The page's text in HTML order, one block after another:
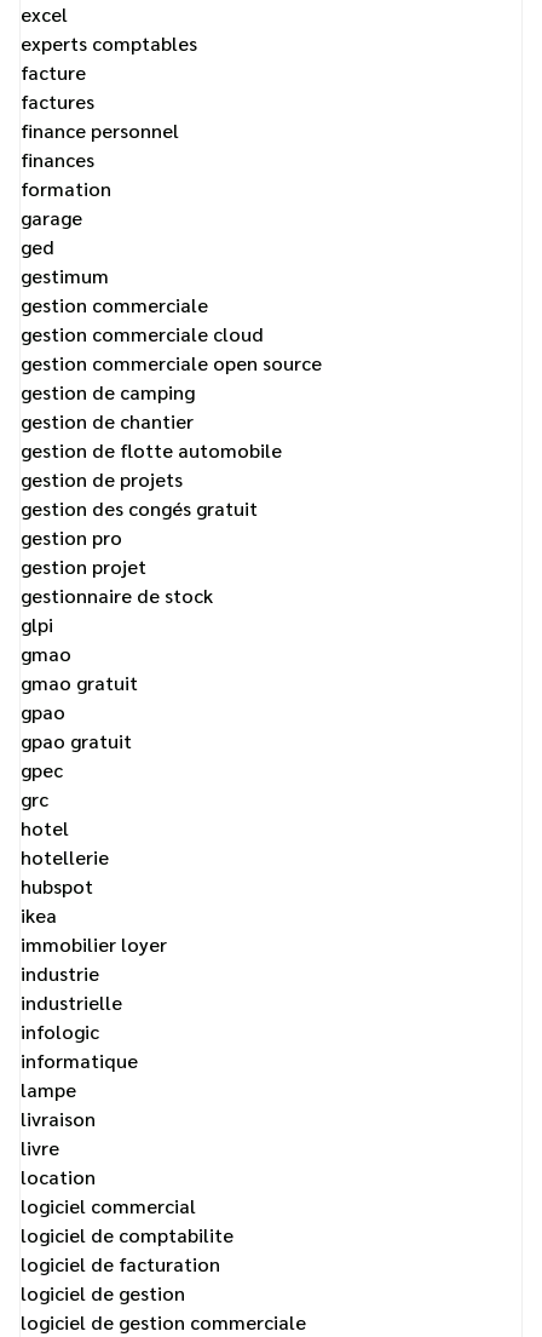
excel
experts comptables
facture
factures
finance personnel
finances
formation
garage
ged
gestimum
gestion commerciale
gestion commerciale cloud
gestion commerciale open source
gestion de camping
gestion de chantier
gestion de flotte automobile
gestion de projets
gestion des congés gratuit
gestion pro
gestion projet
gestionnaire de stock
glpi
gmao
gmao gratuit
gpao
gpao gratuit
gpec
grc
hotel
hotellerie
hubspot
ikea
immobilier loyer
industrie
industrielle
infologic
informatique
lampe
livraison
livre
location
logiciel commercial
logiciel de comptabilite
logiciel de facturation
logiciel de gestion
logiciel de gestion commerciale